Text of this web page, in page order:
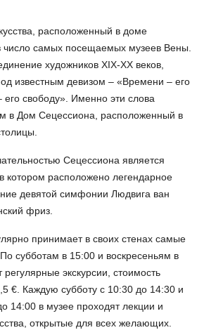
расположенный в доме
число самых посещаемых музеев Вены.
художников XIX-XX веков,
известным девизом – «Времени – его
его свободу». Именно эти слова
в Дом Сецессиона, расположенный в
Сецессиона является
котором расположено легендарное
девятой симфонии Людвига ван
фриз.
принимает в своих стенах самые
субботам в 15:00 и воскресеньям в
экскурсии, стоимость
€. Каждую субботу с 10:30 до 14:30 и
14:00 в музее проходят лекции и
открытые для всех желающих.